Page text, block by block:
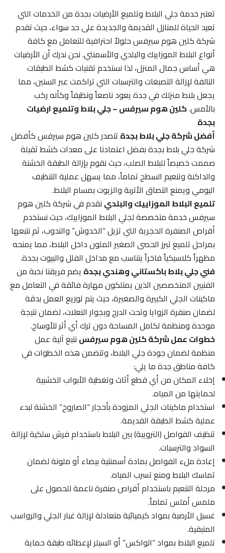
تعتبر خدمة جلي البلاط وتلميع الأرضيات بجدة من الخدمات التي
تعيد الحياة للمنازل القديمة والجديدة على حد سواء، حيث تقدم
شركة كلين هوم سيرفس حلولاً احترافية للتعامل مع كافة
أنواع البلاط الموزاييك والبلدي والأسمنتي. نحن ندرك أن الأرضيات
هي أساس جمال المنزل، لذا نستخدم تقنيات كشط الطبقات
التالفة لإزالة التصبغات والترسبات التي تراكمت عبر السنين، مما
يجعل بلاط منزلك في جدة يعود ناصعاً ونظيفاً وكأنه ركب
بالأمس.كلين هوم سيرفس – جلي بلاط وتلميع ارضيات
بجدة
أفضل شركة جلي بلاط بجدةتتصدر كلين هوم سيرفس كأفضل
شركة جلي بلاط بجدة بفضل اعتمادنا على معدات كشط ثقيلة
صممت خصيصاً للبلاط الصلب، حيث نقوم بإزالة الطبقة الخشنة
والداكنة وتنعيم السطح تماماً، مما يسهل عملية التنظيف
اليومي ويمنع التصاق الأتربة والزيوت بمسام البلاط.
تلميع البلاط الموزاييك والبلدينقدم في شركة كلين هوم
سيرفس خدمة متخصصة لجلي البلاط الموزاييك، حيث نستخدم
أقراص الصنفرة الحجرية التي تزيل “الخدوش” والندوب، ثم نتبعها
بمراحل تلميع تبرز الحصى الصغير الملون داخل البلاط، مما يمنحه
مظهراً كلاسيكياً فاخراً يتناسب مع مداخل الفلل والبيوت بجدة.
فني جلي بلاط باكستاني وهندي بجدةيضم فريقنا نخبة من
الفنيين المتخصصين الذين يمتلكون مهارة فائقة في التعامل مع
ماكينات الجلي الكبيرة والصغيرة، حيث يتم توزيع العمل بدقة
لضمان صنفرة الزوايا وتحت الدرج وبجوار النعلات، لضمان نتيجة
موحدة ومنظمة لكامل المساحة دون ترك أي أثر للأوساخ.
خطوات عمل شركة كلين هوم سيرفسنتبع آلية عمل
منظمة لضمان جودة جلي البلاط، وتتضمن هذه الخطوات في
كافة مناطق جدة ما يلي:
إخلاء المكان من أي قطع أثاث وتغطية الأبواب الخشبية
لحمايتها من المياه.
استخدام ماكينات الجلي المزودة بأحجار “الصاروخ” الخشنة لبدء
عملية كشط الطبقة القديمة.
تنظيف الفواصل (الترويبة) بين البلاط باستخدام فرش سلكية لإزالة
السواد والترسبات.
إعادة ملء الفواصل بمادة أسمنتية بيضاء أو ملونة لضمان
تماسك البلاط ومنع تسرب المياه.
مرحلة التنعيم باستخدام أقراص صنفرة ناعمة للحصول على
ملمس أملس تماماً.
غسيل الأرضية بمواد كيميائية متعادلة لإزالة غبار الجلي والرواسب
المتبقية.
تلميع البلاط بمواد “الواكس” أو السيلر لإعطائه طبقة حماية